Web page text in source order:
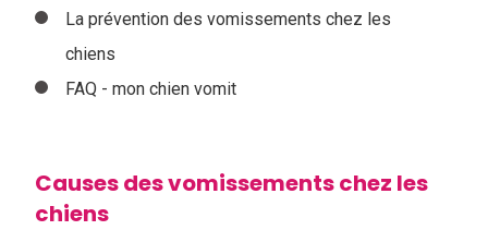
La prévention des vomissements chez les
chiens
FAQ - mon chien vomit
Causes des vomissements chez les
chiens